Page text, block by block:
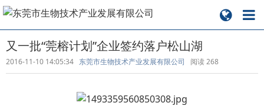
又一批“莞榕计划”企业签约落户松山湖
2016-11-10 14:05:34 东莞市生物技术产业发展有限公司 阅读268